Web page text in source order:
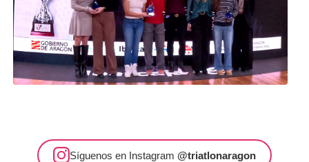
Síguenos en Instagram @triatlonaragon